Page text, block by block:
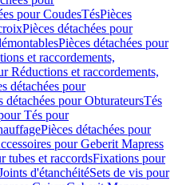
pour CoudesTésPièces
Pièces détachées pour
Pièces détachées pour
et raccordements,
Réductions et raccordements,
détachées pour
détachées pour ObturateursTés
Tés pour
Pièces détachées pour
pour Geberit Mapress
tubes et raccordsFixations pour
d'étanchéitéSets de vis pour